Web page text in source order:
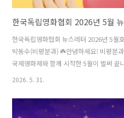
한국독립영화협회 2026년 5월
한국독립영화협회 뉴스레터 2026년 5월
박동수(비평분과) ☘️안녕하세요! 비평분
국제영화제와 함께 시작한 5월이 벌써 끝
갈 때마다 느끼는 것이지만, 갈수록 시간
가운 여름 날씨가 당황스럽기도 합니다.
사와 함께하고 있습니다. 새해를 열며 진
2026. 5. 31.